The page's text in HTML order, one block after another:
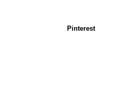
Pinterest